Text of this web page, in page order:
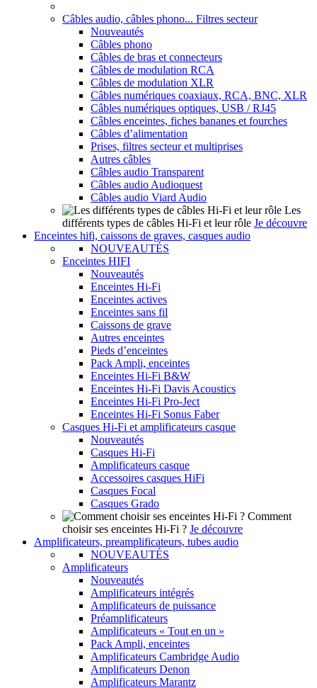
Câbles audio, câbles phono... Filtres secteur
Nouveautés
Câbles phono
Câbles de bras et connecteurs
Câbles de modulation RCA
Câbles de modulation XLR
Câbles numériques coaxiaux, RCA, BNC, XLR
Câbles numériques optiques, USB / RJ45
Câbles enceintes, fiches bananes et fourches
Câbles d’alimentation
Prises, filtres secteur et multiprises
Autres câbles
Câbles audio Transparent
Câbles audio Audioquest
Câbles audio Viard Audio
Les
différents types de câbles Hi-Fi et leur rôle Je découvre
Enceintes hifi, caissons de graves, casques audio
NOUVEAUTÉS
Enceintes HIFI
Nouveautés
Enceintes Hi-Fi
Enceintes actives
Enceintes sans fil
Caissons de grave
Autres enceintes
Pieds d’enceintes
Pack Ampli, enceintes
Enceintes Hi-Fi B&W
Enceintes Hi-Fi Davis Acoustics
Enceintes Hi-Fi Pro-Ject
Enceintes Hi-Fi Sonus Faber
Casques Hi-Fi et amplificateurs casque
Nouveautés
Casques Hi-Fi
Amplificateurs casque
Accessoires casques HiFi
Casques Focal
Casques Grado
Comment
choisir ses enceintes Hi-Fi ? Je découvre
Amplificateurs, preamplificateurs, tubes audio
NOUVEAUTÉS
Amplificateurs
Nouveautés
Amplificateurs intégrés
Amplificateurs de puissance
Préamplificateurs
Amplificateurs « Tout en un »
Pack Ampli, enceintes
Amplificateurs Cambridge Audio
Amplificateurs Denon
Amplificateurs Marantz